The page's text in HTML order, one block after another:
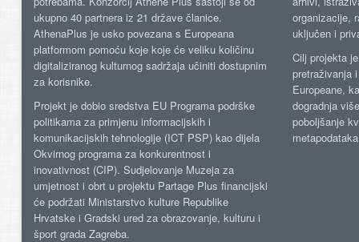
ukupno 40 partnera iz 21 države članice.
AthenaPlus je usko povezana s Europeana
platformom pomoću koje koje će veliku količinu
digitaliziranog kulturnog sadržaja učiniti dostupnim
za korisnike.
Projekt je dobio sredstva EU Programa podrške
politikama za primjenu informacijskih i
komunikacijskih tehnologije (ICT PSP) kao dijela
Okvirnog programa za konkurentnost i
inovativnost (CIP). Sudjelovanje Muzeja za
umjetnost i obrt u projektu Partage Plus financijski
će podržati Ministarstvo kulture Republike
Hrvatske i Gradski ured za obrazovanje, kulturu i
šport grada Zagreba.
organizacije,
uključen i
Cilj projekta
pretraživanja
Europeane,
dogradnja
poboljšanje